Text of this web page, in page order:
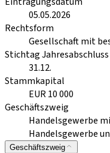
05.05.2026
Rechtsform
Gesellschaft mit
Stichtag Jahresabschluss
31.12.
Stammkapital
EUR 10 000
Geschäftszweig
Handelsgewerbe
Handelsgewerbe
Geschäftszweig